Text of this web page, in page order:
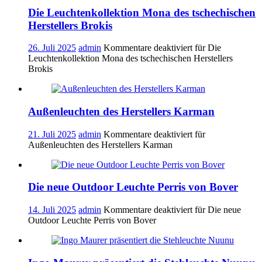
Die Leuchtenkollektion Mona des tschechischen
Herstellers Brokis
26. Juli 2025 admin Kommentare deaktiviert für Die
Leuchtenkollektion Mona des tschechischen Herstellers
Brokis
Außenleuchten des Herstellers Karman
21. Juli 2025 admin Kommentare deaktiviert für
Außenleuchten des Herstellers Karman
Die neue Outdoor Leuchte Perris von Bover
14. Juli 2025 admin Kommentare deaktiviert für Die neue
Outdoor Leuchte Perris von Bover